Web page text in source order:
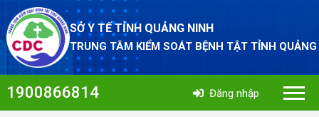
SỞ Y TẾ TỈNH QUẢNG NINH
TRUNG TÂM KIỂM SOÁT BỆNH TẬT TỈNH
Đăng nhập
1900866814